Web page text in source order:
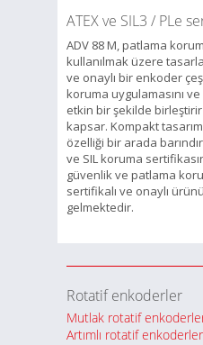
ATEX ve SIL3 / PLe
ADV 88 M, patlama
kullanılmak üzere
ve onaylı bir enkoder
koruma uygulamasını
etkin bir şekilde birleştirir
kapsar. Kompakt
özelliği bir arada
ve SIL koruma
güvenlik ve patlama
sertifikalı ve onaylı
gelmektedir.
Rotatif enkoderler
Mutlak rotatif
Artımlı rotatif enkoderler